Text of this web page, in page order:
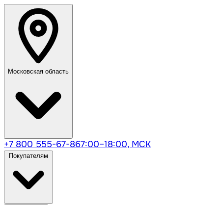
Московская область
+7 800 555-67-867:00–18:00, МСК